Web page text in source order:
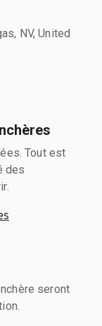
NV, United
Tout est
des
seront